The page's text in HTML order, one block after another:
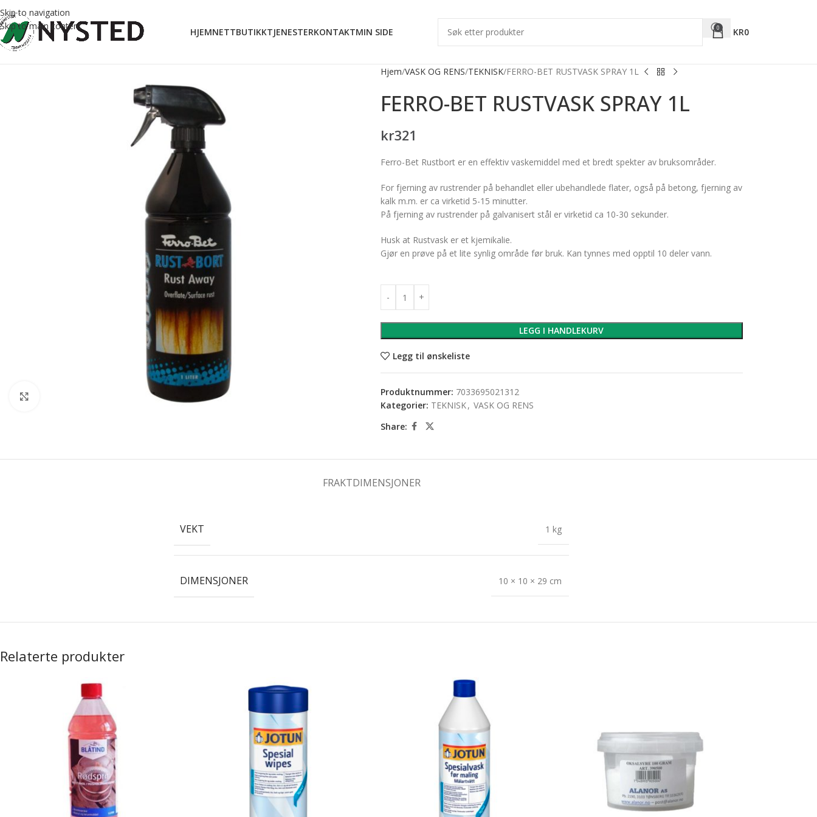
Skip to navigation
Skip to main content
HJEMNETTBUTIKKTJENESTERKONTAKTMIN SIDE 0 KR0
Hjem VASK OG RENS TEKNISK FERRO-BET RUSTVASK SPRAY 1L
FERRO-BET RUSTVASK SPRAY 1L
kr321
Ferro-Bet Rustbort er en effektiv vaskemiddel med et bredt spekter av bruksområder.
For fjerning av rustrender på behandlet eller ubehandlede flater, også på betong, fjerning av
kalk m.m. er ca virketid 5-15 minutter.
På fjerning av rustrender på galvanisert stål er virketid ca 10-30 sekunder.
Husk at Rustvask er et kjemikalie.
Gjør en prøve på et lite synlig område før bruk. Kan tynnes med opptil 10 deler vann.
LEGG I HANDLEKURV
Legg til ønskeliste
Produktnummer: 7033695021312
Kategorier: TEKNISK, VASK OG RENS
Share:
FRAKTDIMENSJONER
VEKT 1 kg
DIMENSJONER 10 × 10 × 29 cm
Relaterte produkter